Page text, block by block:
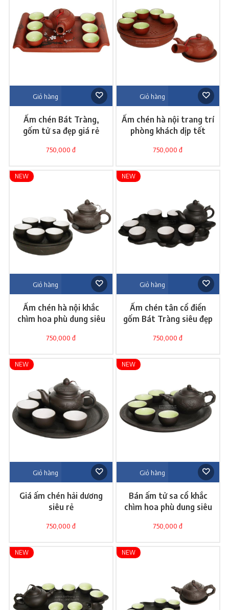
Giỏ hàng
Ấm chén Bát Tràng,
gốm tử sa đẹp giá rẻ
750,000 đ
Giỏ hàng
Ấm chén hà nội trang trí
phòng khách dịp tết
750,000 đ
Giỏ hàng
NEW
Ấm chén hà nội khắc
chìm hoa phù dung siêu
750,000 đ
Giỏ hàng
NEW
Ấm chén tân cổ điển
gốm Bát Tràng siêu đẹp
750,000 đ
Giỏ hàng
NEW
Giá ấm chén hải dương
siêu rẻ
750,000 đ
Giỏ hàng
NEW
Bán ấm tử sa cổ khắc
chìm hoa phù dung siêu
750,000 đ
NEW NEW